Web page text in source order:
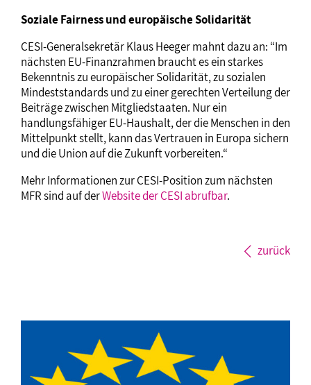
Soziale Fairness und europäische Solidarität
CESI‐Generalsekretär Klaus Heeger mahnt dazu an: “Im
nächsten EU‐Finanzrahmen braucht es ein starkes
Bekenntnis zu europäischer Solidarität, zu sozialen
Mindeststandards und zu einer gerechten Verteilung der
Beiträge zwischen Mitgliedstaaten. Nur ein
handlungsfähiger EU-Haushalt, der die Menschen in den
Mittelpunkt stellt, kann das Vertrauen in Europa sichern
und die Union auf die Zukunft vorbereiten.“
Mehr Informationen zur CESI-Position zum nächsten
MFR sind auf derWebsite der CESI abrufbar.
zurück